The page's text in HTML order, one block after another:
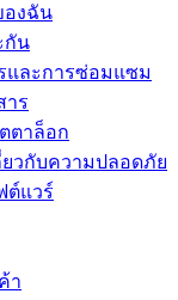
องฉัน
กัน
และการซ่อมแซม
าร
ตาล็อก
ยวกับความปลอดภัย
ต์แวร์
า